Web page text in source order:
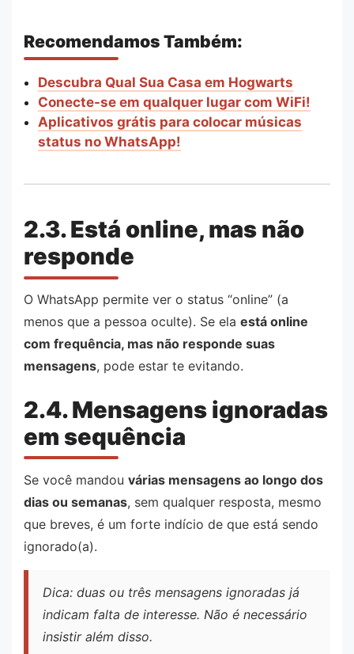
Recomendamos Também:
Descubra Qual Sua Casa em Hogwarts
Conecte-se em qualquer lugar com WiFi!
Aplicativos grátis para colocar músicas
status no WhatsApp!
2.3. Está online, mas não
responde
O WhatsApp permite ver o status “online” (a
menos que a pessoa oculte). Se ela está online
com frequência, mas não responde suas
mensagens, pode estar te evitando.
2.4. Mensagens ignoradas
em sequência
Se você mandou várias mensagens ao longo dos
dias ou semanas, sem qualquer resposta, mesmo
que breves, é um forte indício de que está sendo
ignorado(a).
Dica: duas ou três mensagens ignoradas já
indicam falta de interesse. Não é necessário
insistir além disso.